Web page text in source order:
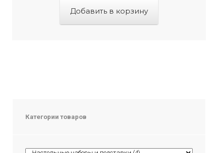
Добавить в корзину
Категории товаров